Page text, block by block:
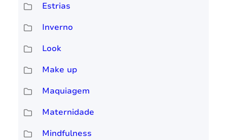
Estrias
Inverno
Look
Make up
Maquiagem
Maternidade
Mindfulness